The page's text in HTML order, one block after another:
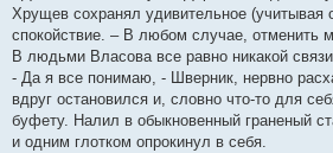
Хрущев сохранял удивительное (учитывая
спокойствие. – В любом случае, отменить
В людьми Власова все равно никакой
- Да я все понимаю, - Шверник, нервно
вдруг остановился и, словно что-то для
буфету. Налил в обыкновенный граненый
и одним глотком опрокинул в себя.